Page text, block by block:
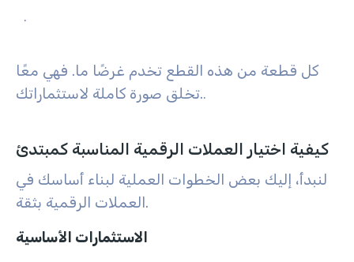
.
كل قطعة من هذه القطع تخدم غرضًا ما. فهي معًا
تخلق صورة كاملة لاستثماراتك..
كيفية اختيار العملات الرقمية المناسبة كمبتدئ
لنبدأ، إليك بعض الخطوات العملية لبناء أساسك في
العملات الرقمية بثقة.
الاستثمارات الأساسية